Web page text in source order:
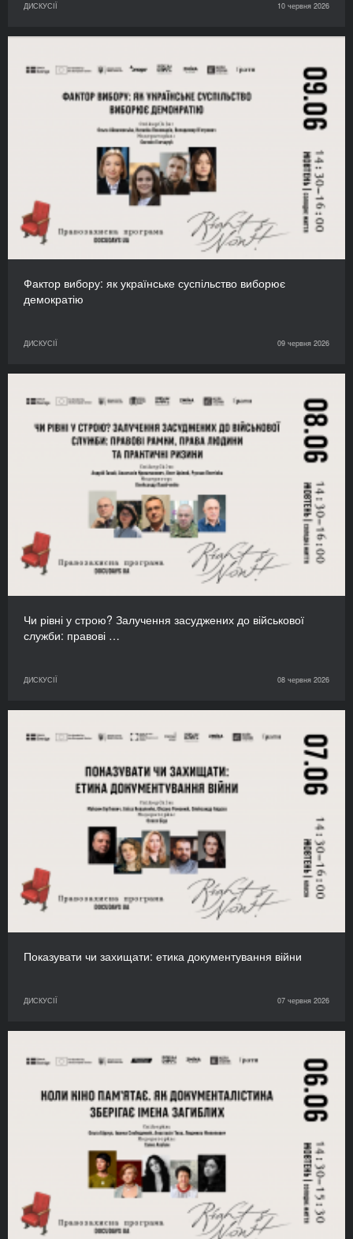
ДИСКУСІЇ 10 червня 2026
Фактор вибору: як українське суспільство виборює
демократію
ДИСКУСІЇ 09 червня 2026
Чи рівні у строю? Залучення засуджених до військової
служби: правові …
ДИСКУСІЇ 08 червня 2026
Показувати чи захищати: етика документування війни
ДИСКУСІЇ 07 червня 2026